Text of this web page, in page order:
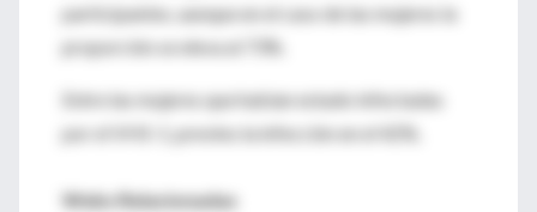
participantes, aunque en el caso de las mujeres la
proporción se eleva al 73%.
Entre las mujeres que habían estado infectadas
por el VHS-1, previno la infección en el 42%
Webs Relacionadas